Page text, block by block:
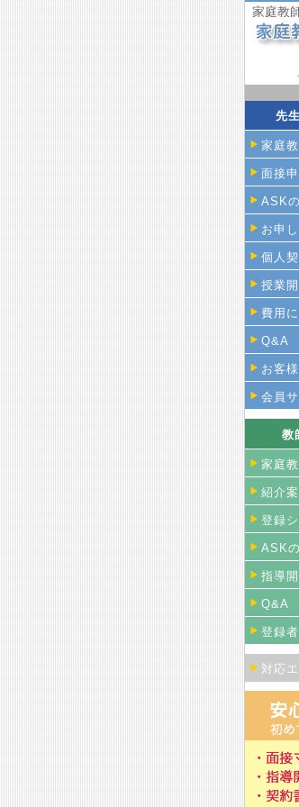
家庭教
先
家庭
面接
ASK
お申
個人
授業
費用
Q&A
お客
会員
教
家庭
紹介
登録
ASK
指導
Q&A
登録
対応